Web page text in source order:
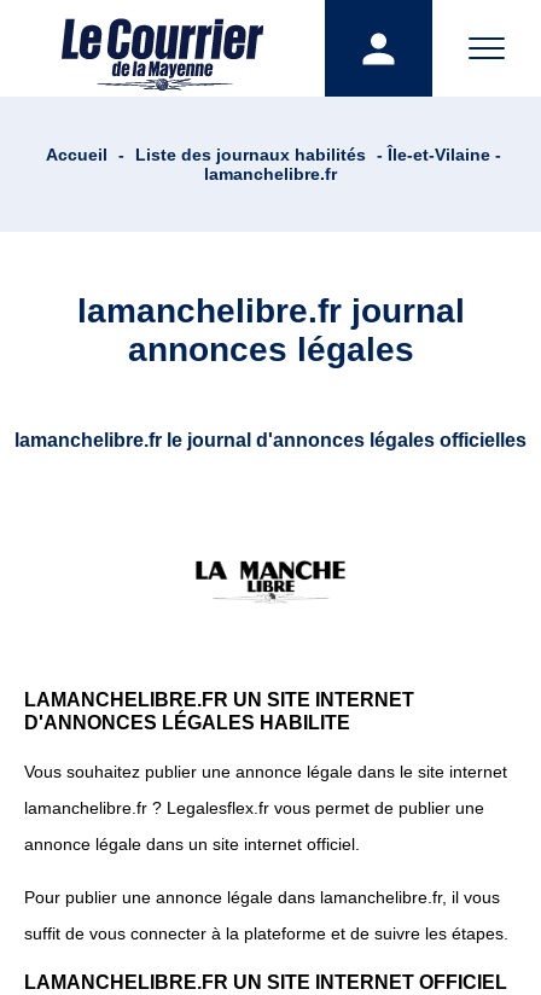
Accueil - Liste des journaux habilités - Île-et-Vilaine -
lamanchelibre.fr
lamanchelibre.fr journal
annonces légales
lamanchelibre.fr le journal d'annonces légales officielles
LAMANCHELIBRE.FR UN SITE INTERNET
D'ANNONCES LÉGALES HABILITE
Vous souhaitez publier une annonce légale dans le site internet
lamanchelibre.fr ? Legalesflex.fr vous permet de publier une
annonce légale dans un site internet officiel.
Pour publier une annonce légale dans lamanchelibre.fr, il vous
suffit de vous connecter à la plateforme et de suivre les étapes.
LAMANCHELIBRE.FR UN SITE INTERNET OFFICIEL